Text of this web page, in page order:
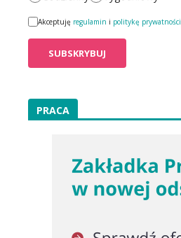
Akceptuję regulamin i politykę prywatności
PRACA